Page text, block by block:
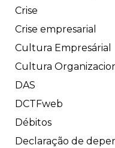
Crise
Crise empresarial
Cultura Empresárial
Cultura
DAS
DCTFweb
Débitos
Declaração de